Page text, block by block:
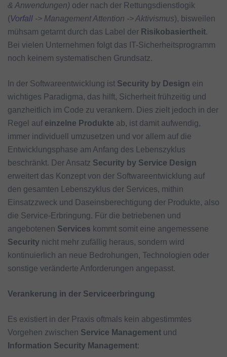
& Anwendungen) oder nach der Rettungsdienstlogik
(Vorfall -> Management Attention -> Aktivismus), bisweilen
mühsam getarnt durch das Label der Risikobasiertheit.
Bei vielen Unternehmen folgt das IT-Sicherheitsprogramm
noch keinem systematischen Grundsatz.
In der Softwareentwicklung ist Security by Design ein
wichtiges Paradigma, das hilft, Sicherheit frühzeitig und
ganzheitlich im Code zu verankern. Dies zielt jedoch in der
Regel auf einzelne Produkte ab, ist damit aufwendig,
immer individuell umzusetzen und vor allem auf die
Entwicklungsphase am Anfang des Lebenszyklus
beschränkt. Der Ansatz Security by Service Design
erweitert das Konzept von der Softwareentwicklung auf
den gesamten Lebenszyklus der Services, mithin
Einsatzzweck und Daseinsberechtigung der Produkte, also
die Service-Erbringung. Für die betriebenen und
angebotenen Services kommt somit eine angemessene
Security nicht mehr zufällig heraus, sondern wird
kontinuierlich an neue Bedrohungen, Technologien oder
sonstige veränderte Anforderungen angepasst.
Verankerung in der Serviceerbringung
Es existiert in der Praxis oftmals kein abgestimmtes
Vorgehen zwischen Service Management und
Information Security Management: